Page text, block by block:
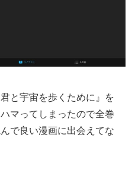
と宇宙を歩くために』を
マってしまったので全巻
で良い漫画に出会えてな